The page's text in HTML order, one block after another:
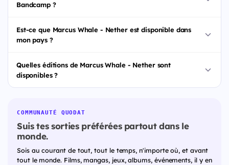
Bandcamp ?
Est-ce que Marcus Whale - Nether est disponible dans
mon pays ?
Quelles éditions de Marcus Whale - Nether sont
disponibles ?
COMMUNAUTÉ QUODAT
Suis tes sorties préférées partout dans le
monde.
Sois au courant de tout, tout le temps, n'importe où, et avant
tout le monde. Films, mangas, jeux, albums, événements, il y en